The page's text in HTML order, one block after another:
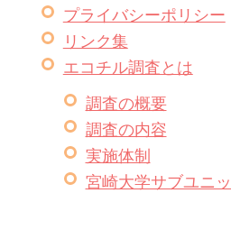
プライバシーポリシー
リンク集
エコチル調査とは
調査の概要
調査の内容
実施体制
宮崎大学サブユニ